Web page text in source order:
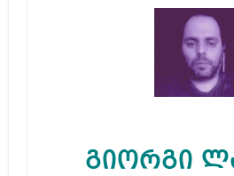
გიორგი